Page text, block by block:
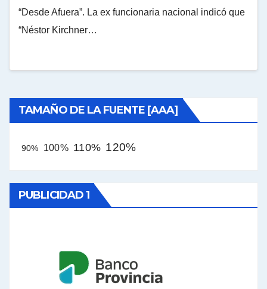
“Desde Afuera”. La ex funcionaria nacional indicó que
“Néstor Kirchner…
TAMAÑO DE LA FUENTE [AAA]
90% 100% 110% 120%
PUBLICIDAD 1